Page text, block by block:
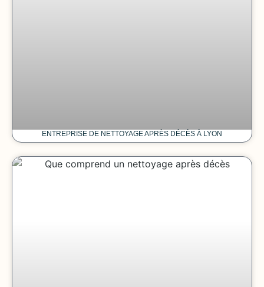
ENTREPRISE DE NETTOYAGE APRÈS DÉCÈS À LYON